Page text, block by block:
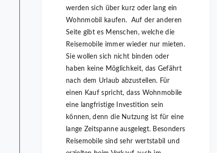
werden sich über kurz oder lang ein
Wohnmobil kaufen. Auf der anderen
Seite gibt es Menschen, welche die
Reisemobile immer wieder nur mieten.
Sie wollen sich nicht binden oder
haben keine Möglichkeit, das Gefährt
nach dem Urlaub abzustellen. Für
einen Kauf spricht, dass Wohnmobile
eine langfristige Investition sein
können, denn die Nutzung ist für eine
lange Zeitspanne ausgelegt. Besonders
Reisemobile sind sehr wertstabil und